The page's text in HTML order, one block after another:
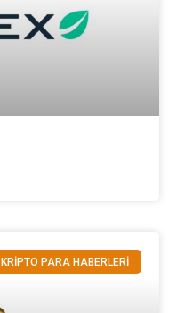
KRİPTO PARA HABERLERİ